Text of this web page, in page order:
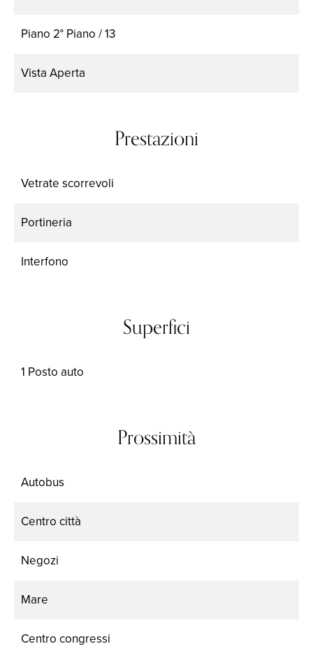
Piano 2° Piano / 13
Vista Aperta
Prestazioni
Vetrate scorrevoli
Portineria
Interfono
Superfici
1 Posto auto
Prossimità
Autobus
Centro città
Negozi
Mare
Centro congressi